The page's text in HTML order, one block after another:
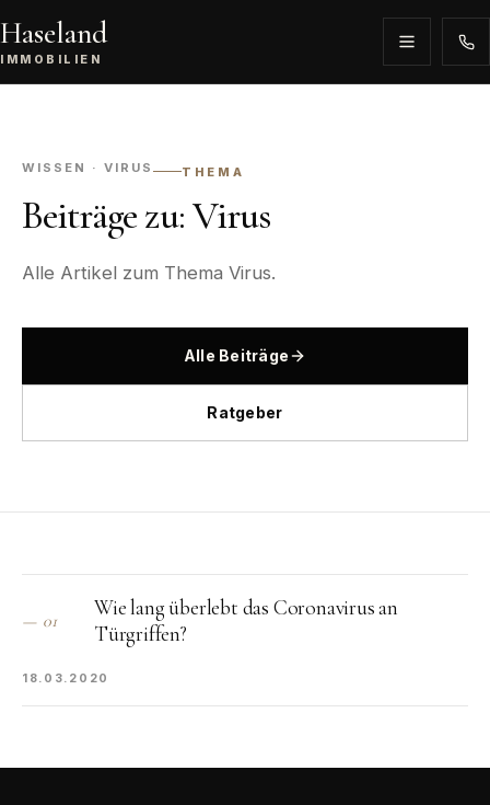
Haseland
IMMOBILIEN
WISSEN · VIRUS THEMA
Beiträge zu: Virus
Alle Artikel zum Thema Virus.
Alle Beiträge
Ratgeber
— 01
Wie lang überlebt das Coronavirus an
Türgriffen?
18.03.2020